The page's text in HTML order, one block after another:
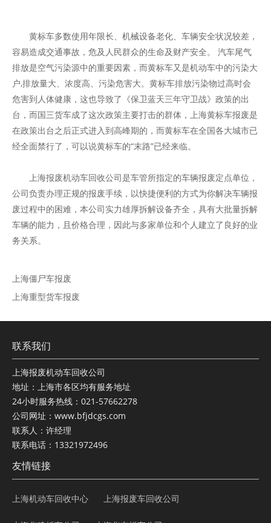
黄标车多数使用年限长、机械设备老化、车辆安全状况较差，
容易造成交通事故，危及人民群众的生命及财产安全。 汽车尾气
排放是空气污染源中的重要因素，而黄标车又是机动车中的污染大
户,排放量大、浓度高、污染危害大。黄标车排放污染物过高时会
危害到人体健康，这也导致了《保卫蓝天三年守卫战》政策的出
台，而国三货车成了这次政策主要打击的群体，上海黄标车报废是
在政策出台之后正式进入到高峰期的，而黄标车在全国各大城市已
经全面禁行了，可以说黄标车的“末路”已经来临。
上海报废机动车回收公司是车管所指定的车辆报废定点单位，
公司负责办理正规的报废手续，以快捷便利的方式为你解决车辆报
废过程中的困难，本公司实力雄厚拆解设备齐全，具有大批量拆解
车辆的能力，且价格合理，因此与多家单位和个人建立了良好的业
务关系。
上海僵尸车报废
上海重型货车报废
联系我们
上海报废机动车回收公司
地址：上海市各区均有服务地址
24小时服务热线：021-57662278
公司网址：www.bfjdcgs.com
联系人：许经理
联系电话：13321972496
友情链接
上海机动车回收中心 上海报废车回收公司